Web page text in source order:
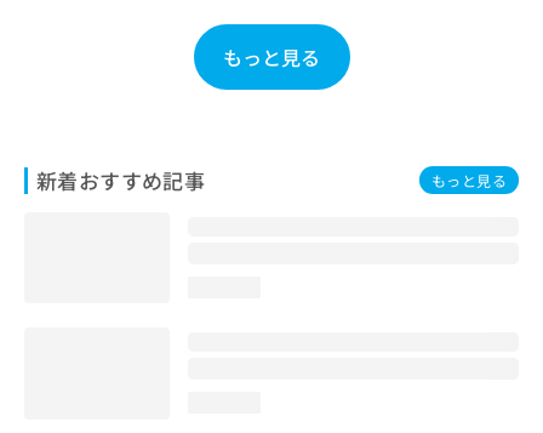
もっと見る
新着おすすめ記事 もっと見る
こ